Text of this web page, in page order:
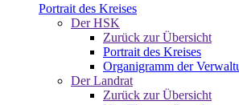
Portrait des Kreises
Der HSK
Zurück zur Übersicht
Portrait des Kreises
Organigramm der
Der Landrat
Zurück zur Übersicht